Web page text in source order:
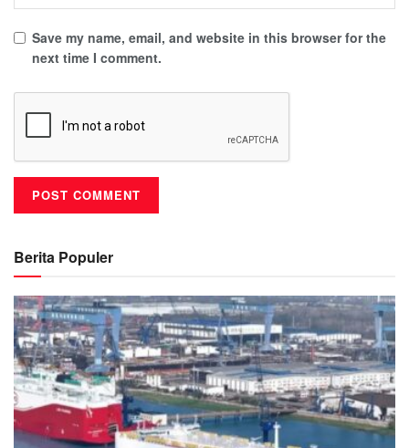
Save my name, email, and website in this browser for the
next time I comment.
Berita Populer